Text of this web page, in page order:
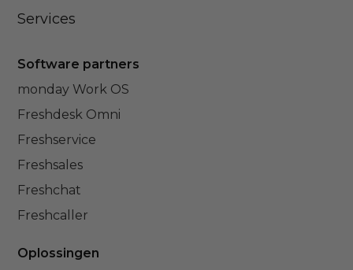
Software partners
monday Work OS
Freshdesk Omni
Freshservice
Freshsales
Freshchat
Freshcaller
Oplossingen